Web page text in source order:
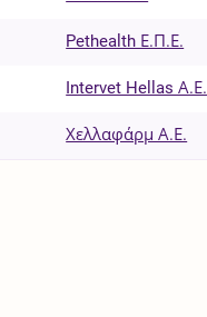
Pethealth Ε.Π.Ε.
Intervet Hellas Α.Ε.
Χελλαφάρμ Α.Ε.